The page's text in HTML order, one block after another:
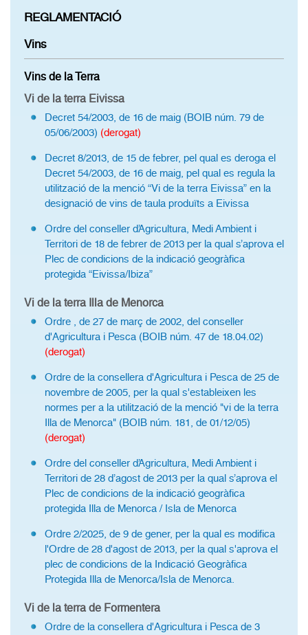
REGLAMENTACIÓ
Vins
Vins de la Terra
Vi de la terra Eivissa
Decret 54/2003, de 16 de maig (BOIB núm. 79 de
05/06/2003) (derogat)
Decret 8/2013, de 15 de febrer, pel qual es deroga el
Decret 54/2003, de 16 de maig, pel qual es regula la
utilització de la menció “Vi de la terra Eivissa” en la
designació de vins de taula produïts a Eivissa
Ordre del conseller d’Agricultura, Medi Ambient i
Territori de 18 de febrer de 2013 per la qual s’aprova el
Plec de condicions de la indicació geogràfica
protegida “Eivissa/Ibiza”
Vi de la terra Illa de Menorca
Ordre , de 27 de març de 2002, del conseller
d'Agricultura i Pesca (BOIB núm. 47 de 18.04.02)
(derogat)
Ordre de la consellera d'Agricultura i Pesca de 25 de
novembre de 2005, per la qual s'estableixen les
normes per a la utilització de la menció "vi de la terra
Illa de Menorca" (BOIB núm. 181, de 01/12/05)
(derogat)
Ordre del conseller d’Agricultura, Medi Ambient i
Territori de 28 d’agost de 2013 per la qual s’aprova el
Plec de condicions de la indicació geogràfica
protegida Illa de Menorca / Isla de Menorca
Ordre 2/2025, de 9 de gener, per la qual es modifica
l'Ordre de 28 d'agost de 2013, per la qual s'aprova el
plec de condicions de la Indicació Geogràfica
Protegida Illa de Menorca/Isla de Menorca.
Vi de la terra de Formentera
Ordre de la consellera d'Agricultura i Pesca de 3